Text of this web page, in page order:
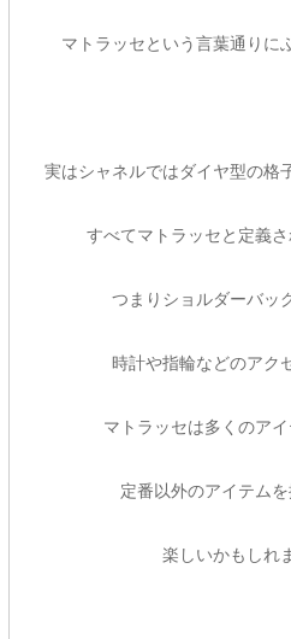
マトラッセという言葉通りに
実はシャネルではダイヤ型の格
すべてマトラッセと定義さ
つまりショルダーバッ
時計や指輪などのアク
マトラッセは多くのアイ
定番以外のアイテム
楽しいかもしれ